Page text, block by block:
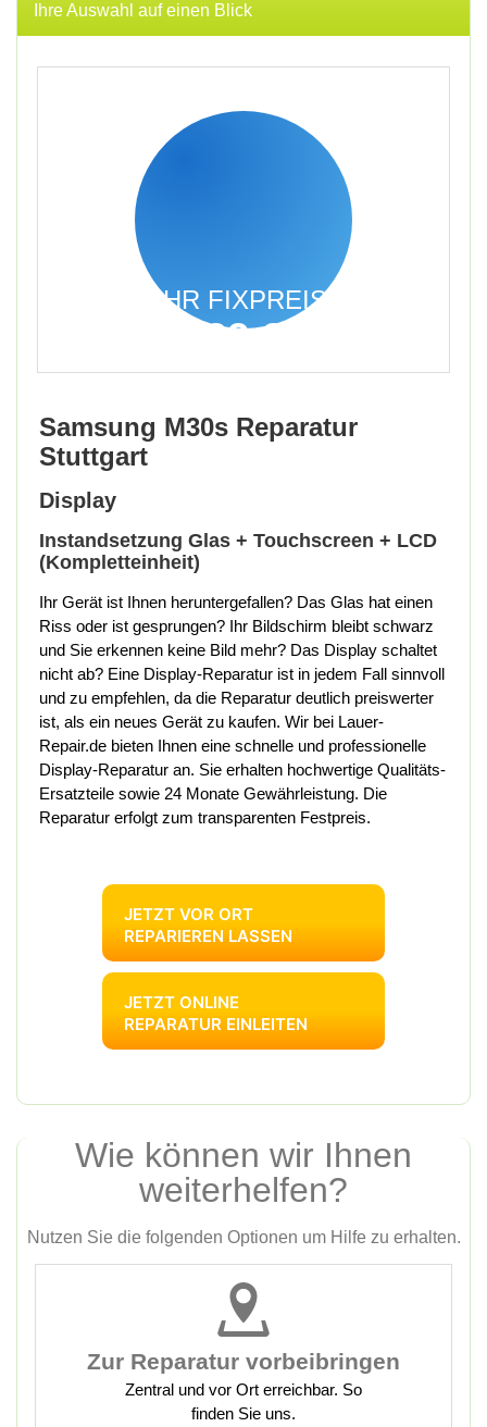
Ihre Auswahl auf einen Blick
IHR FIXPREIS
139,95
Samsung M30s Reparatur
Stuttgart
Display
Instandsetzung Glas + Touchscreen + LCD
(Kompletteinheit)
Ihr Gerät ist Ihnen heruntergefallen? Das Glas hat einen
Riss oder ist gesprungen? Ihr Bildschirm bleibt schwarz
und Sie erkennen keine Bild mehr? Das Display schaltet
nicht ab? Eine Display-Reparatur ist in jedem Fall sinnvoll
und zu empfehlen, da die Reparatur deutlich preiswerter
ist, als ein neues Gerät zu kaufen. Wir bei Lauer-
Repair.de bieten Ihnen eine schnelle und professionelle
Display-Reparatur an. Sie erhalten hochwertige Qualitäts-
Ersatzteile sowie 24 Monate Gewährleistung. Die
Reparatur erfolgt zum transparenten Festpreis.
JETZT VOR ORT
REPARIEREN LASSEN
JETZT ONLINE
REPARATUR EINLEITEN
Wie können wir Ihnen
weiterhelfen?
Nutzen Sie die folgenden Optionen um Hilfe zu erhalten.
Zur Reparatur vorbeibringen
Zentral und vor Ort erreichbar. So
finden Sie uns.